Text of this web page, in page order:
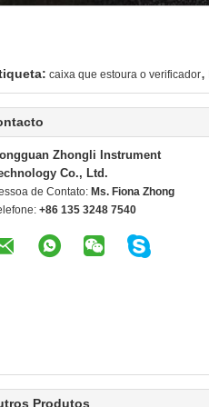
caixa que estoura o verificador,
Zhongli Instrument
Co., Ltd.
de Contato: Ms. Fiona Zhong
+86 135 3248 7540
Produtos